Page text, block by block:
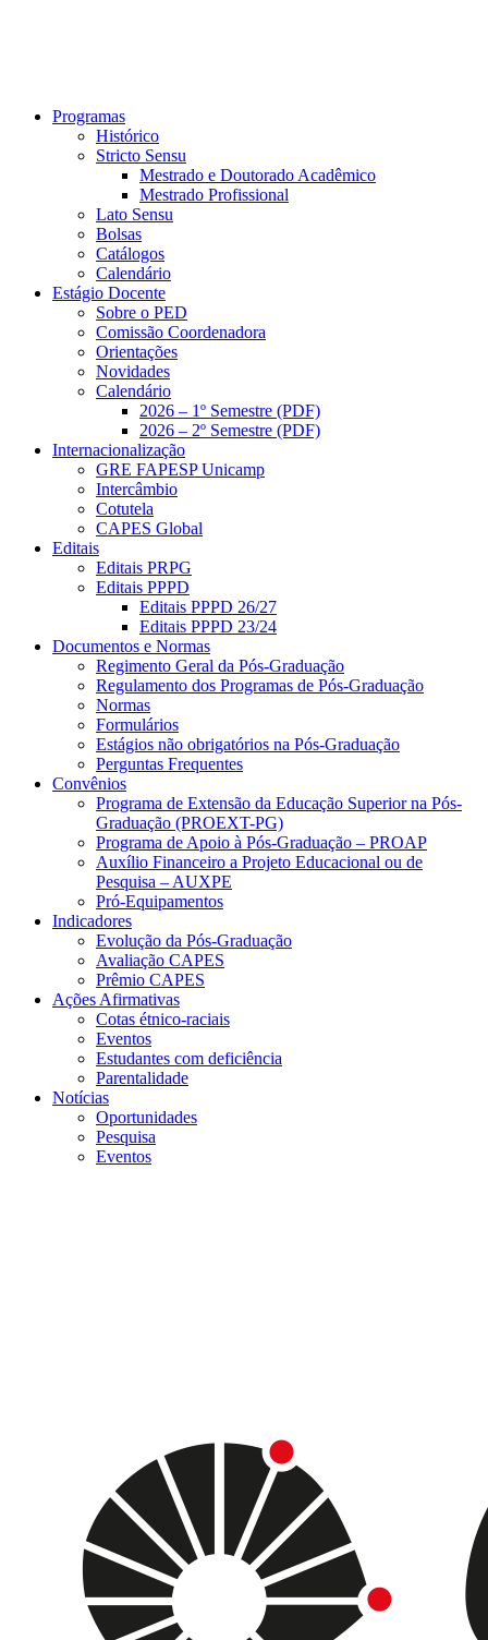
Programas
Histórico
Stricto Sensu
Mestrado e Doutorado Acadêmico
Mestrado Profissional
Lato Sensu
Bolsas
Catálogos
Calendário
Estágio Docente
Sobre o PED
Comissão Coordenadora
Orientações
Novidades
Calendário
2026 – 1º Semestre (PDF)
2026 – 2º Semestre (PDF)
Internacionalização
GRE FAPESP Unicamp
Intercâmbio
Cotutela
CAPES Global
Editais
Editais PRPG
Editais PPPD
Editais PPPD 26/27
Editais PPPD 23/24
Documentos e Normas
Regimento Geral da Pós-Graduação
Regulamento dos Programas de Pós-Graduação
Normas
Formulários
Estágios não obrigatórios na Pós-Graduação
Perguntas Frequentes
Convênios
Programa de Extensão da Educação Superior na Pós-
Graduação (PROEXT-PG)
Programa de Apoio à Pós-Graduação – PROAP
Auxílio Financeiro a Projeto Educacional ou de
Pesquisa – AUXPE
Pró-Equipamentos
Indicadores
Evolução da Pós-Graduação
Avaliação CAPES
Prêmio CAPES
Ações Afirmativas
Cotas étnico-raciais
Eventos
Estudantes com deficiência
Parentalidade
Notícias
Oportunidades
Pesquisa
Eventos